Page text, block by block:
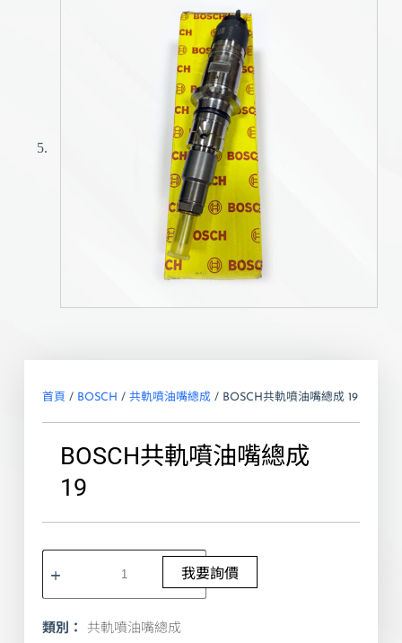
首頁 / BOSCH / 共軌噴油嘴總成/ BOSCH共軌噴油嘴總成 19
BOSCH共軌噴油嘴總成
19
我要詢價
類別： 共軌噴油嘴總成